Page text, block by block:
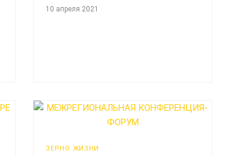
10 апреля 2021
ЗЕРНО ЖИЗНИ